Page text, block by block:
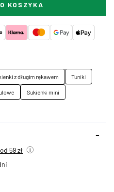
KOSZYKA
z długim rękawem
Tuniki
Sukienki mini
59 zł